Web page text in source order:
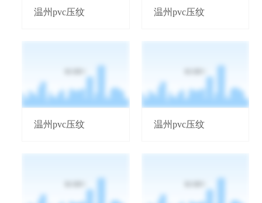
温州pvc压纹 温州pvc压纹
温州pvc压纹 温州pvc压纹